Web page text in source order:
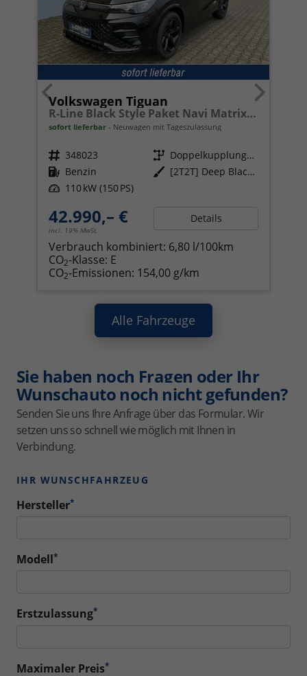
Volkswagen Tiguan
R-Line Black Style Paket Navi Matrix-LED ACC
sofort lieferbar Neuwagen mit Tageszulassung
Fahrzeugnr. 348023 Getriebe
Doppelkupplungsgetriebe (DSG)
Kraftstoff Benzin Außenfarbe
[2T2T] Deep Black Perleffekt
Leistung 110 kW (150 PS)
42.990,– €
incl. 19% MwSt.
Details
Verbrauch kombiniert: 6,80 l/100km
CO2-Klasse: E
CO2-Emissionen: 154,00 g/km
Alle Fahrzeuge
Sie haben noch Fragen oder Ihr
Wunschauto noch nicht gefunden?
Senden Sie uns Ihre Anfrage über das Formular. Wir
setzen uns so schnell wie möglich mit Ihnen in
Verbindung.
IHR WUNSCHFAHRZEUG
Hersteller*
Modell*
Erstzulassung*
Maximaler Preis*